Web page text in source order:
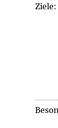
Ziele: